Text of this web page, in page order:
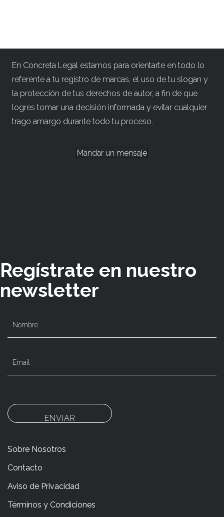
En Concreta Legal estamos para orientarte en todo lo
referente a tu registro de marcas, el uso de tu slogan y
la protección de tus derechos de autor, a fin de que
logres tomar una decisión informada y evitar cualquier
trago amargo durante todo tu proceso.
Mandar un mensaje
Regístrate en nuestro
newsletter
ENVIAR
Sobre Nosotros
Contacto
Aviso de Privacidad
Términos y Condiciones